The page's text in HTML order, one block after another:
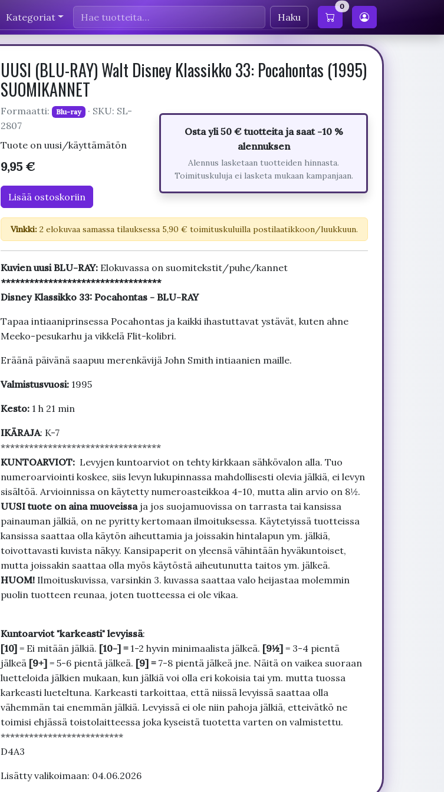
Kategoriat Haku
0
UUSI (BLU-RAY) Walt Disney Klassikko 33: Pocahontas (1995)
SUOMIKANNET
Formaatti: Blu-ray
· SKU: SL-
2807
Tuote on uusi/käyttämätön
9,95 €
Lisää ostoskoriin
Osta yli 50 € tuotteita ja saat -10 %
alennuksen
Alennus lasketaan tuotteiden hinnasta.
Toimituskuluja ei lasketa mukaan kampanjaan.
Vinkki:2 elokuvaa samassa tilauksessa 5,90 € toimituskuluilla postilaatikkoon/luukkuun.
Kuvien uusi BLU-RAY: Elokuvassa on suomitekstit/puhe/kannet
**********************************
Disney Klassikko 33: Pocahontas - BLU-RAY
Tapaa intiaaniprinsessa Pocahontas ja kaikki ihastuttavat ystävät, kuten ahne
Meeko-pesukarhu ja vikkelä Flit-kolibri.
Eräänä päivänä saapuu merenkävijä John Smith intiaanien maille.
Valmistusvuosi:1995
Kesto: 1 h 21 min
IKÄRAJA: K-7
**********************************
KUNTOARVIOT: Levyjen kuntoarviot on tehty kirkkaan sähkövalon alla. Tuo
numeroarviointi koskee, siis levyn lukupinnassa mahdollisesti olevia jälkiä, ei levyn
sisältöä. Arvioinnissa on käytetty numeroasteikkoa 4-10, mutta alin arvio on 8½.
UUSI tuote on aina muoveissa ja jos suojamuovissa on tarrasta tai kansissa
painauman jälkiä, on ne pyritty kertomaan ilmoituksessa. Käytetyissä tuotteissa
kansissa saattaa olla käytön aiheuttamia ja joissakin hintalapun ym. jälkiä,
toivottavasti kuvista näkyy. Kansipaperit on yleensä vähintään hyväkuntoiset,
mutta joissakin saattaa olla myös käytöstä aiheutunutta taitos ym. jälkeä.
HUOM!Ilmoituskuvissa, varsinkin 3. kuvassa saattaa valo heijastaa molemmin
puolin tuotteen reunaa, joten tuotteessa ei ole vikaa.
Kuntoarviot "karkeasti" levyissä:
[10]= Ei mitään jälkiä. [10-] = 1-2 hyvin minimaalista jälkeä. [9½]= 3-4 pientä
jälkeä [9+]= 5-6 pientä jälkeä. [9] = 7-8 pientä jälkeä jne. Näitä on vaikea suoraan
luetteloida jälkien mukaan, kun jälkiä voi olla eri kokoisia tai ym. mutta tuossa
karkeasti lueteltuna. Karkeasti tarkoittaa, että niissä levyissä saattaa olla
vähemmän tai enemmän jälkiä. Levyissä ei ole niin pahoja jälkiä, etteivätkö ne
toimisi ehjässä toistolaitteessa joka kyseistä tuotetta varten on valmistettu.
**************************
D4A3
Lisätty valikoimaan: 04.06.2026